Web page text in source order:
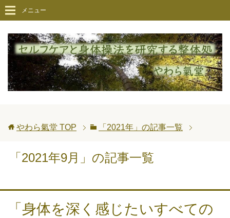
メニュー
やわら氣堂 TOP 「2021年」の記事一覧
「2021年9月」の記事一覧
「身体を深く感じたいすべての